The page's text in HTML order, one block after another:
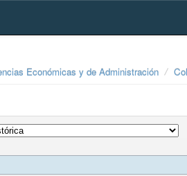
Económicas y de Administración